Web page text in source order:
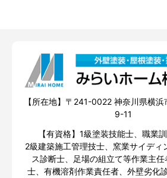
【所在地】〒241-0022 神奈川県横
9-11
【有資格】1級塗装技能士、職業訓
2級建築施工管理技士、窯業サイディ
ス診断士、足場の組立て等作業主
士、有機溶剤作業責任者、外壁劣化